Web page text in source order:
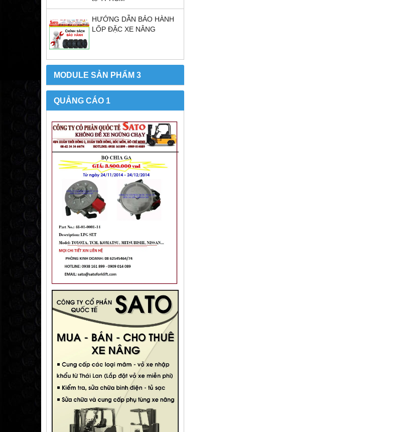
HƯỚNG DẪN BẢO HÀNH
LỐP ĐẶC XE NÂNG
MODULE SẢN PHẨM 3
QUẢNG CÁO 1